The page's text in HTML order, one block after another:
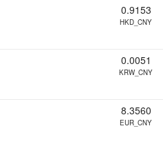
0.9153
HKD_CNY
0.0051
KRW_CNY
8.3560
EUR_CNY